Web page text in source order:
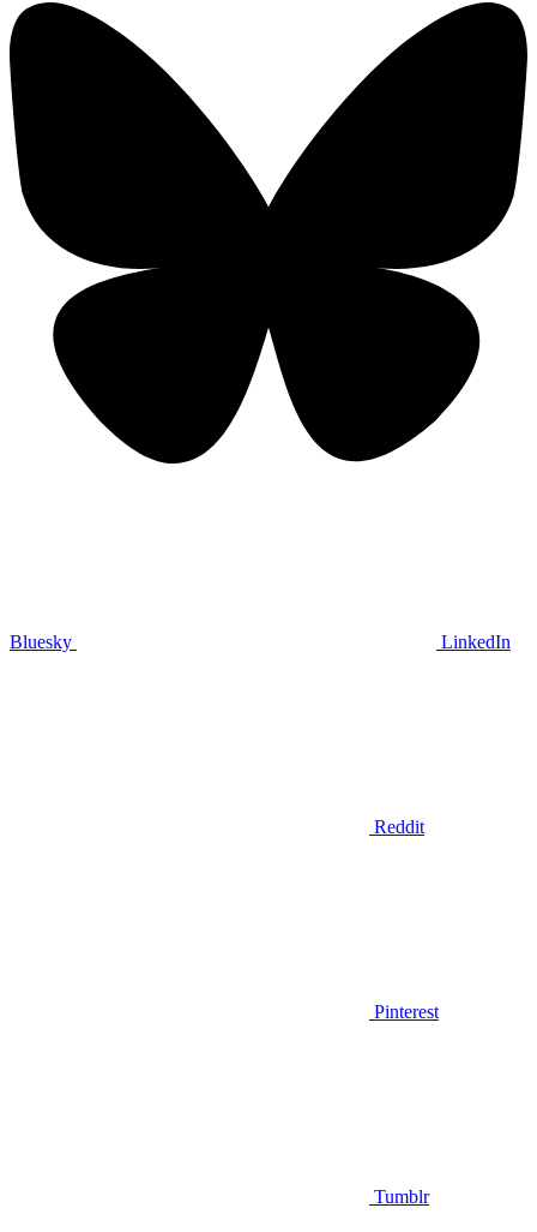
Bluesky LinkedIn
Reddit
Pinterest
Tumblr